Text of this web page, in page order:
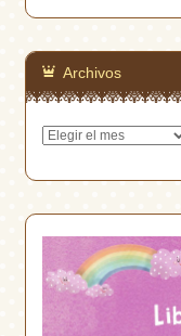
Feedly
Archivos
Archivos